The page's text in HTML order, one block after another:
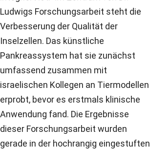
Ludwigs Forschungsarbeit steht die
Verbesserung der Qualität der
Inselzellen. Das künstliche
Pankreassystem hat sie zunächst
umfassend zusammen mit
israelischen Kollegen an Tiermodellen
erprobt, bevor es erstmals klinische
Anwendung fand. Die Ergebnisse
dieser Forschungsarbeit wurden
gerade in der hochrangig eingestuften